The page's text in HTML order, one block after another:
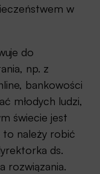
w
do
np. z
bankowości
młodych ludzi,
świecie jest
to należy robić
ds.
rozwiązania.